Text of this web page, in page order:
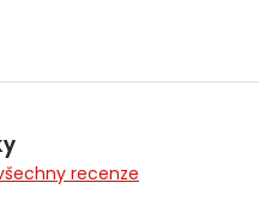
recenze